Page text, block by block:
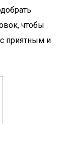
чтобы
приятным и